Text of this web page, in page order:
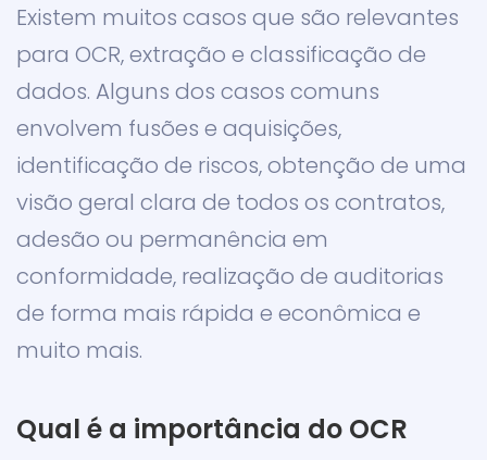
Existem muitos casos que são relevantes
para OCR, extração e classificação de
dados. Alguns dos casos comuns
envolvem fusões e aquisições,
identificação de riscos, obtenção de uma
visão geral clara de todos os contratos,
adesão ou permanência em
conformidade, realização de auditorias
de forma mais rápida e econômica e
muito mais.
Qual é a importância do OCR